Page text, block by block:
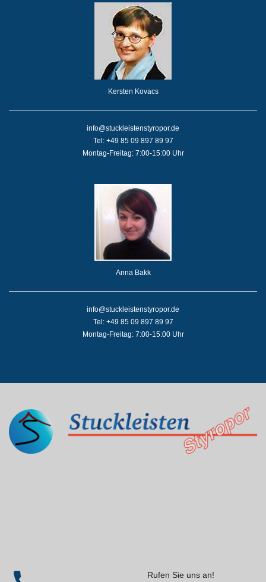
Kersten Kovacs
info@stuckleistenstyropor.de
Tel: +49 85 09 897 89 97
Montag-Freitag: 7:00-15:00 Uhr
Anna Bakk
info@stuckleistenstyropor.de
Tel: +49 85 09 897 89 97
Montag-Freitag: 7:00-15:00 Uhr
Rufen Sie uns an!